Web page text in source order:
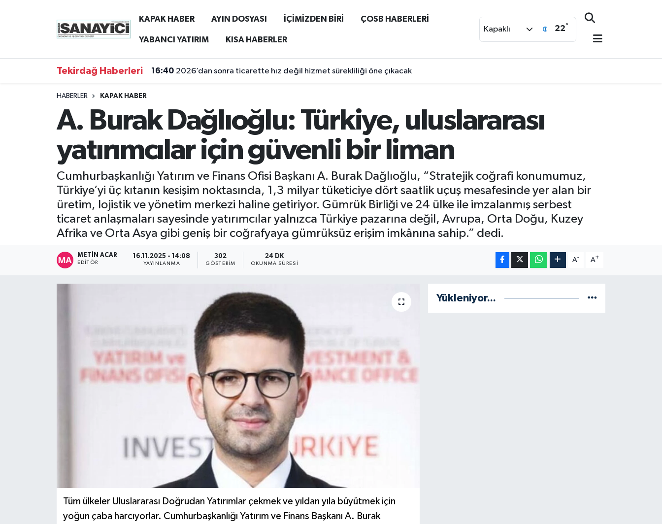
KAPAK HABER AYIN DOSYASI İÇİMİZDEN BİRİ ÇOSB HABERLERİ
YABANCI YATIRIM KISA HABERLER
Kapaklı 22°
Tekirdağ Haberleri 16:40 2026’dan sonra ticarette hız değil hizmet sürekliliği öne çıkacak
HABERLER KAPAK HABER
A. Burak Dağlıoğlu: Türkiye, uluslararası
yatırımcılar için güvenli bir liman
Cumhurbaşkanlığı Yatırım ve Finans Ofisi Başkanı A. Burak Dağlıoğlu, “Stratejik coğrafi konumumuz,
Türkiye’yi üç kıtanın kesişim noktasında, 1,3 milyar tüketiciye dört saatlik uçuş mesafesinde yer alan bir
üretim, lojistik ve yönetim merkezi haline getiriyor. Gümrük Birliği ve 24 ülke ile imzalanmış serbest
ticaret anlaşmaları sayesinde yatırımcılar yalnızca Türkiye pazarına değil, Avrupa, Orta Doğu, Kuzey
Afrika ve Orta Asya gibi geniş bir coğrafyaya gümrüksüz erişim imkânına sahip.” dedi.
METIN ACAR
EDITÖR
16.11.2025 - 14:08
YAYINLANMA
302
GÖSTERIM
24 DK
OKUNMA SÜRESI
A- A+
Tüm ülkeler Uluslararası Doğrudan Yatırımlar çekmek ve yıldan yıla büyütmek için
yoğun çaba harcıyorlar. Cumhurbaşkanlığı Yatırım ve Finans Başkanı A. Burak
Yükleniyor...
Tekirdağ Nöbetçi Eczaneler
Tekirdağ Trafik Yoğunluk Haritası
Tüm Manşetler
Son Dakika Haberleri
Haber Arşivi